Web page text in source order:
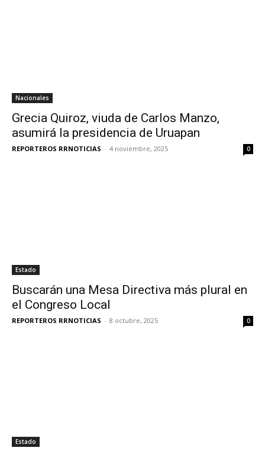
Nacionales
Grecia Quiroz, viuda de Carlos Manzo,
asumirá la presidencia de Uruapan
REPORTEROS RRNOTICIAS - 4 noviembre, 2025 0
Estado
Buscarán una Mesa Directiva más plural en
el Congreso Local
REPORTEROS RRNOTICIAS - 8 octubre, 2025 0
Estado